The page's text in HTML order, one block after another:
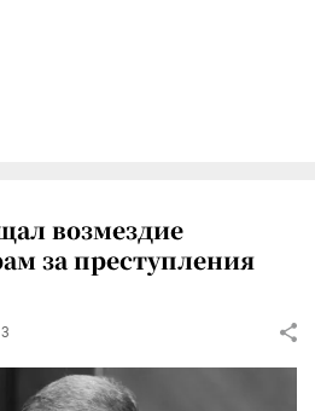
возмездие
за преступления